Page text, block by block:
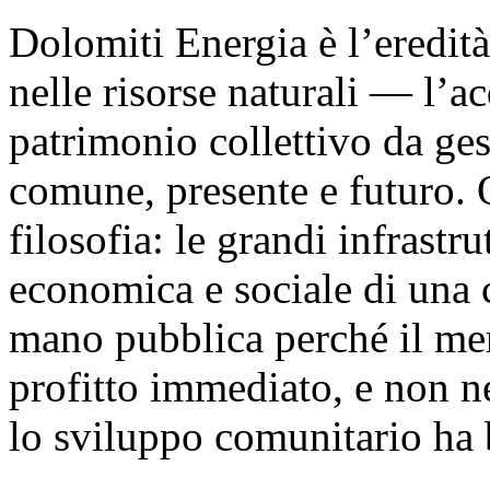
Dolomiti Energia è
nelle risorse naturali —
patrimonio collettivo da
comune, presente e futuro.
filosofia: le grandi
economica e sociale di
mano pubblica perché il
profitto immediato, e non
lo sviluppo comunitario